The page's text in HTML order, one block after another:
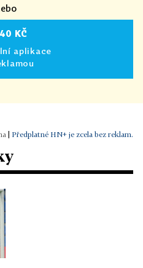
KČ
aplikace
Předplatné HN+ je zcela bez reklam.